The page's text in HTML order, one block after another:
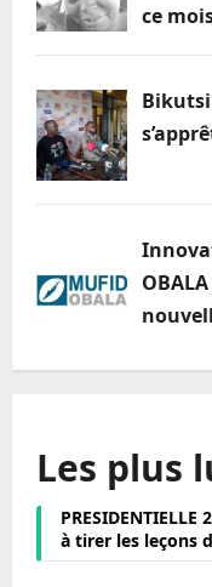
ce
Les plus
à tirer les leçons